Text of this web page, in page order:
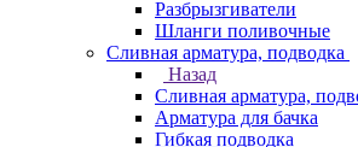
Разбрызгиватели
Шланги поливочные
Сливная арматура, подводка
Назад
Сливная арматура,
Арматура для бачка
Гибкая подводка